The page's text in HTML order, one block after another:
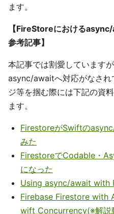
ます。
【FireStoreにおける
参考記事】
本記事では割愛しています
async/awaitへ対応がなされ
ジ等を掴む際には下記の資
ます。
FirestoreがSwiftの
みた
FirestoreでCodable・
になった
Using async/await with
Firebase Firestore with
wift Concurrency(※解説